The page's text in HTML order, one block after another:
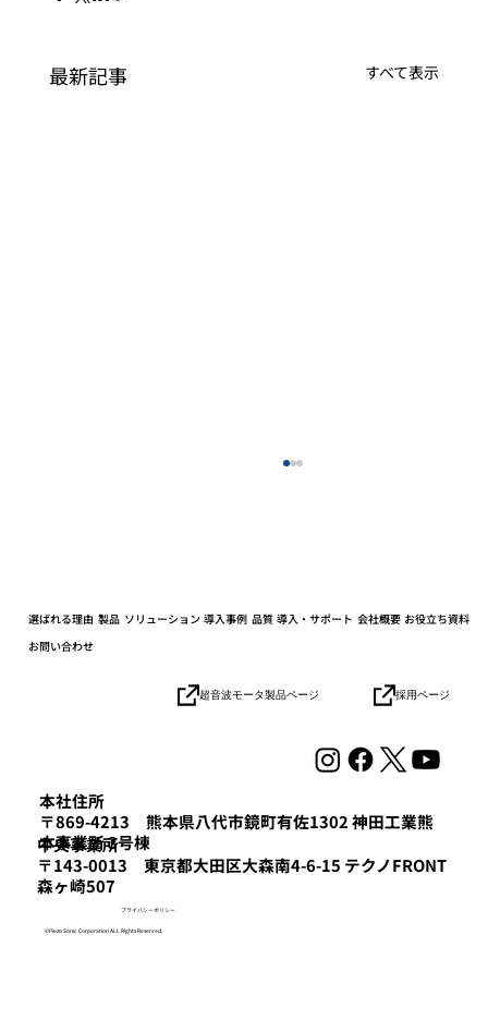
最新記事 すべて表示
小学生の社会科見学を開催しました
本社住所
〒869-4213 熊本県八代市鏡町有佐1302 神田工業熊
本事業所 3号棟
​中央事業所
〒143-0013 東京都大田区大森南4-6-15 テクノFRONT
森ヶ崎507
選ばれる理由 製品 ソリューション 導入事例 品質 導入・サポート 会社概要 お役立ち資料
お問い合わせ
超音波モータ製品ページ 採用ページ
プライバシーポリシー
©Piezo Sonic Corporation ALL Rights Reserved.